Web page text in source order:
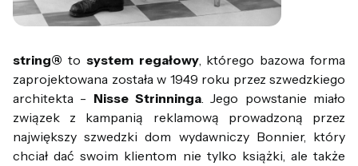
string® to system regałowy, którego bazowa forma
zaprojektowana została w 1949 roku przez szwedzkiego
architekta - Nisse Strinninga. Jego powstanie miało
związek z kampanią reklamową prowadzoną przez
największy szwedzki dom wydawniczy Bonnier, który
chciał dać swoim klientom nie tylko książki, ale także